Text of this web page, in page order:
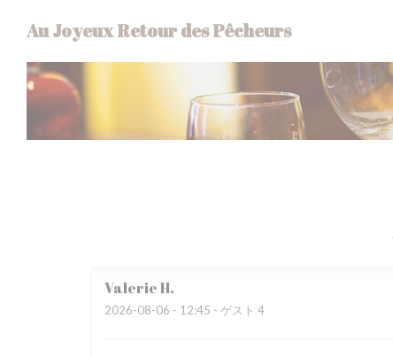
Au Joyeux Retour des Pêcheurs
ValerieH
2026-08-06 - 12:45 - ゲスト 4